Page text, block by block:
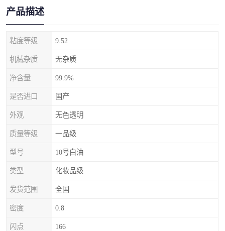
产品描述
粘度等级 9.52
机械杂质 无杂质
净含量 99.9%
是否进口 国产
外观 无色透明
质量等级 一品级
型号 10号白油
类型 化妆品级
发货范围 全国
密度 0.8
闪点 166